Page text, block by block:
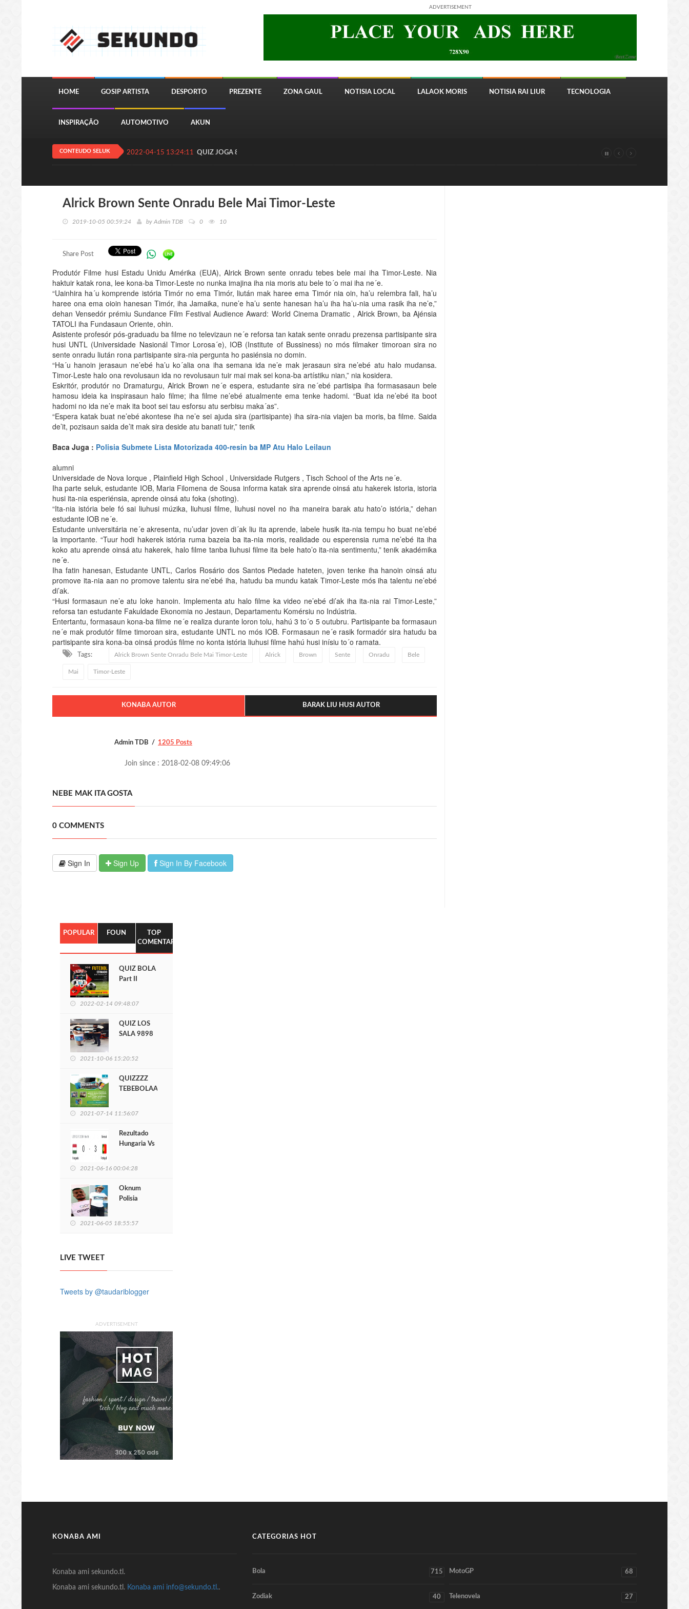
ADVERTISEMENT
HOME GOSIP ARTISTA DESPORTO PREZENTE ZONA GAUL NOTISIA LOCAL LALAOK MORIS NOTISIA RAI LIUR TECNOLOGIA
INSPIRAÇÃO AUTOMOTIVO AKUN
CONTEUDO SELUK 2022-04-15 13:24:11 QUIZ JOGA 8820 Timor Telecom
Alrick Brown Sente Onradu Bele Mai Timor-Leste
2019-10-05 00:59:24 by Admin TDB 0 10
Share Post
Produtór Filme husi Estadu Unidu Amérika (EUA), Alrick Brown sente onradu tebes bele mai iha Timor-Leste. Nia
haktuir katak rona, lee kona-ba Timor-Leste no nunka imajina iha nia moris atu bele to´o mai iha ne´e.
“Uainhira ha´u komprende istória Timór no ema Timór, liután mak haree ema Timór nia oin, ha’u relembra fali, ha’u
haree ona ema oioin hanesan Timór, iha Jamaika, nune’e ha’u sente hanesan ha’u iha ha’u-nia uma rasik iha ne’e,”
dehan Vensedór prémiu Sundance Film Festival Audience Award: World Cinema Dramatic , Alrick Brown, ba Ajénsia
TATOLI iha Fundasaun Oriente, ohin.
Asistente profesór pós-graduadu ba filme no televizaun ne´e reforsa tan katak sente onradu prezensa partisipante sira
husi UNTL (Universidade Nasionál Timor Lorosa´e), IOB (Institute of Bussiness) no mós filmaker timoroan sira no
sente onradu liután rona partisipante sira-nia pergunta ho pasiénsia no domin.
“Ha´u hanoin jerasaun ne’ebé ha’u ko´alia ona iha semana ida ne’e mak jerasaun sira ne’ebé atu halo mudansa.
Timor-Leste halo ona revolusaun ida no revolusaun tuir mai mak sei kona-ba artístiku nian,” nia kosidera.
Eskritór, produtór no Dramaturgu, Alrick Brown ne´e espera, estudante sira ne´ebé partisipa iha formasasaun bele
hamosu ideia ka inspirasaun halo filme; iha filme ne’ebé atualmente ema tenke hadomi. “Buat ida ne’ebé ita boot
hadomi no ida ne’e mak ita boot sei tau esforsu atu serbisu maka´as”.
“Espera katak buat ne’ebé akontese iha ne’e sei ajuda sira (partisipante) iha sira-nia viajen ba moris, ba filme. Saida
de’it, pozisaun saida de’it mak sira deside atu banati tuir,” tenik
Baca Juga : Polisia Submete Lista Motorizada 400-resin ba MP Atu Halo Leilaun
alumni
Universidade de Nova Iorque , Plainfield High School , Universidade Rutgers , Tisch School of the Arts ne´e.
Iha parte seluk, estudante IOB, Maria Filomena de Sousa informa katak sira aprende oinsá atu hakerek istoria, istoria
husi ita-nia esperiénsia, aprende oinsá atu foka (shoting).
“Ita-nia istória bele fó sai liuhusi múzika, liuhusi filme, liuhusi novel no iha maneira barak atu hato’o istória,” dehan
estudante IOB ne´e.
Estudante universitária ne´e akresenta, nu’udar joven di´ak liu ita aprende, labele husik ita-nia tempu ho buat ne’ebé
la importante. “Tuur hodi hakerek istória ruma bazeia ba ita-nia moris, realidade ou esperensia ruma ne’ebé ita iha
koko atu aprende oinsá atu hakerek, halo filme tanba liuhusi filme ita bele hato’o ita-nia sentimentu,” tenik akadémika
ne´e.
Iha fatin hanesan, Estudante UNTL, Carlos Rosário dos Santos Piedade hateten, joven tenke iha hanoin oinsá atu
promove ita-nia aan no promove talentu sira ne’ebé iha, hatudu ba mundu katak Timor-Leste mós iha talentu ne’ebé
di’ak.
“Husi formasaun ne’e atu loke hanoin. Implementa atu halo filme ka video ne’ebé di’ak iha ita-nia rai Timor-Leste,”
reforsa tan estudante Fakuldade Ekonomia no Jestaun, Departamentu Komérsiu no Indústria.
Entertantu, formasaun kona-ba filme ne´e realiza durante loron tolu, hahú 3 to´o 5 outubru. Partisipante ba formasaun
ne´e mak produtór filme timoroan sira, estudante UNTL no mós IOB. Formasaun ne´e rasik formadór sira hatudu ba
partisipante sira kona-ba oinsá prodús filme no konta istória liuhusi filme hahú husi inísiu to´o ramata.
Tags: Alrick Brown Sente Onradu Bele Mai Timor-Leste Alrick Brown Sente Onradu Bele
Mai Timor-Leste
KONABA AUTOR BARAK LIU HUSI AUTOR
Admin TDB 1205 Posts
Join since : 2018-02-08 09:49:06
NEBE MAK ITA GOSTA
0 COMMENTS
Sign In Sign Up Sign In By Facebook
POPULAR FOUN
TOP
COMENTARIO
QUIZ BOLA
Part II
2022-02-14 09:48:07
QUIZ LOS
SALA 9898
2021-10-06 15:20:52
QUIZZZZ
TEBEBOLAAA
2021-07-14 11:56:07
Rezultado
Hungaria Vs
Manan 3-0
2021-06-16 00:04:28
Oknum
Polisia
2021-06-05 18:55:57
LIVE TWEET
Tweets by @taudariblogger
ADVERTISEMENT
KONABA AMI
Konaba ami sekundo.tl.
Konaba ami sekundo.tl. Konaba ami info@sekundo.tl..
CATEGORIAS HOT
Bola 715 MotoGP 68
Zodiak 40 Telenovela 27